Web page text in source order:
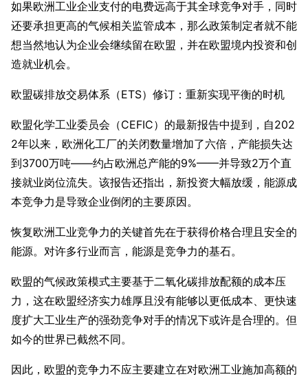
如果欧洲工业企业支付的电费远高于其全球竞争对手，同时
还要承担更高的气候相关监管成本，那么政策制定者就不能
想当然地认为企业会继续留在欧盟，并在欧盟境内投资和创
造就业机会。
欧盟碳排放交易体系（ETS）修订：重新实现平衡的时机
欧盟化学工业委员会（CEFIC）的最新报告中提到，自202
2年以来，欧洲化工厂的关闭数量增加了六倍，产能损失达
到3700万吨——约占欧洲总产能的9%——并导致2万个直
接就业岗位流失。该报告还指出，新投资大幅放缓，能源成
本竞争力是导致企业倒闭的主要原因。
恢复欧洲工业竞争力的关键首先在于获得价格合理且安全的
能源。对许多行业而言，能源是竞争力的基石。
欧盟的气候政策模式主要基于二氧化碳排放配额的成本压
力，这在欧盟经济实力雄厚且没有能够以更低成本、更快速
度扩大工业生产的强劲竞争对手的情况下或许是合理的。但
如今的世界已截然不同。
因此，欧盟的竞争力不应主要建立在对欧洲工业施加高额的